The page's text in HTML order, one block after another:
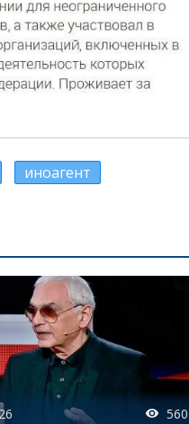
иноагент
560